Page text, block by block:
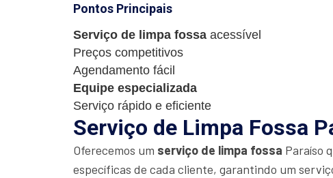
Pontos Principais
Serviço de limpa fossa acessível
Preços competitivos
Agendamento fácil
Equipe especializada
Serviço rápido e eficiente
Serviço de Limpa Fossa
Oferecemos um serviço de limpa fossa Paraíso
específicas de cada cliente, garantindo um